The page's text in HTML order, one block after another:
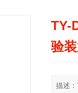
TY-
验
描述